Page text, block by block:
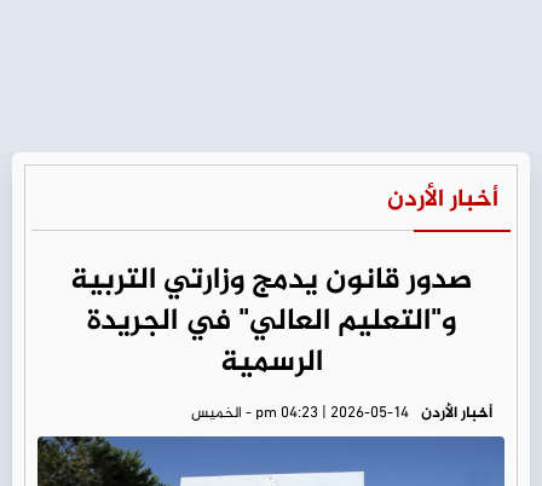
أخبار الأردن
صدور قانون يدمج وزارتي التربية
و"التعليم العالي" في الجريدة
الرسمية
أخبار الأردن pm 04:23 | 2026-05-14 - الخميس